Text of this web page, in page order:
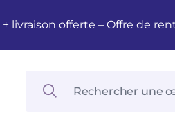
livraison offerte – Offre de